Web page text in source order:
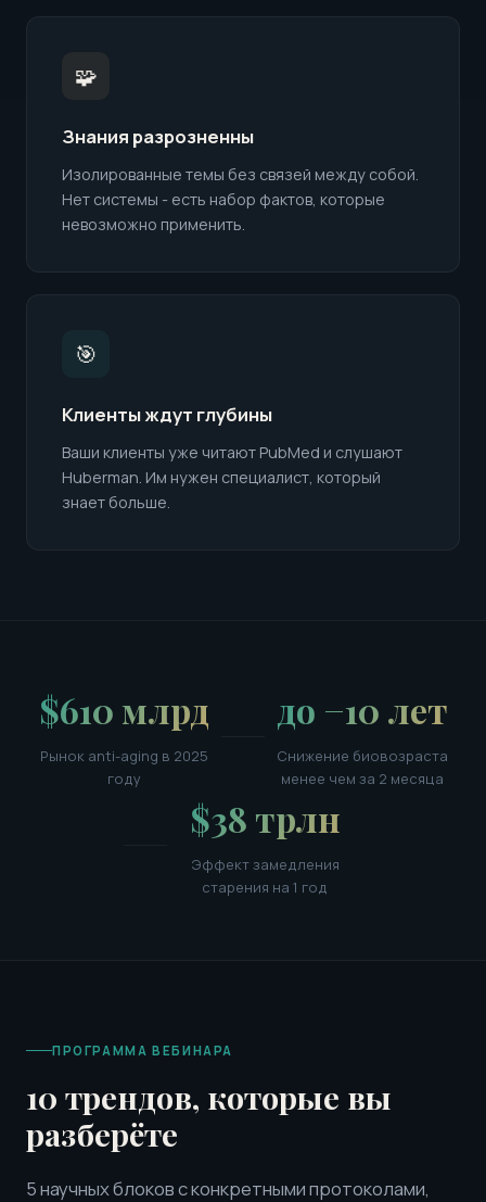
🧩
Знания разрозненны
Изолированные темы без связей между собой.
Нет системы - есть набор фактов, которые
невозможно применить.
🎯
Клиенты ждут глубины
Ваши клиенты уже читают PubMed и слушают
Huberman. Им нужен специалист, который
знает больше.
$610 млрд
Рынок anti-aging в 2025
году
до −10 лет
Снижение биовозраста
менее чем за 2 месяца
$38 трлн
Эффект замедления
старения на 1 год
ПРОГРАММА ВЕБИНАРА
10 трендов, которые вы
разберёте
5 научных блоков с конкретными протоколами,